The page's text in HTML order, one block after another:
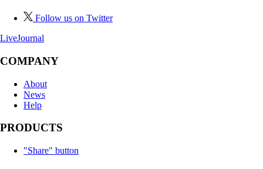
Follow us on Twitter
LiveJournal
COMPANY
About
News
Help
PRODUCTS
"Share" button